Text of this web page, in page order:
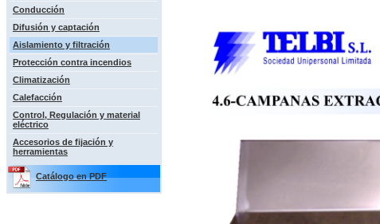
Conducción
Difusión y captación
Aislamiento y filtración
Protección contra incendios
Climatización
Calefacción
Control, Regulación y material
eléctrico
Accesorios de fijación y
herramientas
Catálogo en PDF